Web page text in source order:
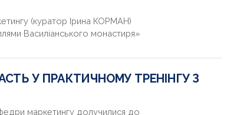
(куратор Ірина КОРМАН)
Василіанського монастиря»
У ПРАКТИЧНОМУ ТРЕНІНГУ З
маркетингу долучилися до